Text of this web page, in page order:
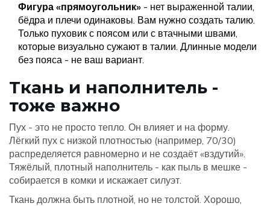
Фигура «прямоугольник» - нет выраженной талии,
бёдра и плечи одинаковы. Вам нужно создать талию.
Только пуховик с поясом или с втачными швами,
которые визуально сужают в талии. Длинные модели
без пояса - не ваш вариант.
Ткань и наполнитель -
тоже важно
Пух - это не просто тепло. Он влияет и на форму.
Лёгкий пух с низкой плотностью (например, 70/30)
распределяется равномерно и не создаёт «вздутий».
Тяжёлый, плотный наполнитель - как пыль в мешке -
собирается в комки и искажает силуэт.
Ткань должна быть плотной, но не толстой. Хорошо,